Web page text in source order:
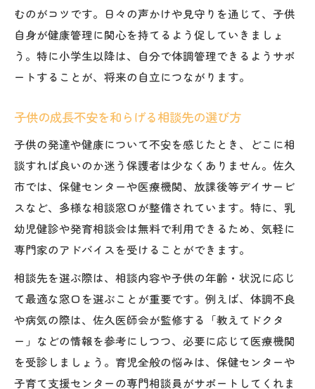
むのがコツです。日々の声かけや見守りを通じて、子供
自身が健康管理に関心を持てるよう促していきましょ
う。特に小学生以降は、自分で体調管理できるようサポ
ートすることが、将来の自立につながります。
子供の成長不安を和らげる相談先の選び方
子供の発達や健康について不安を感じたとき、どこに相
談すれば良いのか迷う保護者は少なくありません。佐久
市では、保健センターや医療機関、放課後等デイサービ
スなど、多様な相談窓口が整備されています。特に、乳
幼児健診や発育相談会は無料で利用できるため、気軽に
専門家のアドバイスを受けることができます。
相談先を選ぶ際は、相談内容や子供の年齢・状況に応じ
て最適な窓口を選ぶことが重要です。例えば、体調不良
や病気の際は、佐久医師会が監修する「教えてドクタ
ー」などの情報を参考にしつつ、必要に応じて医療機関
を受診しましょう。育児全般の悩みは、保健センターや
子育て支援センターの専門相談員がサポートしてくれま